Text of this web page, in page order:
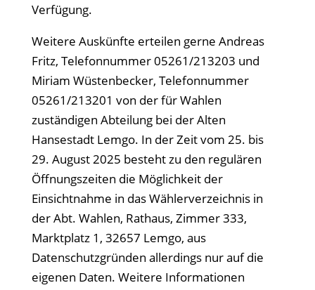
Verfügung.
Weitere Auskünfte erteilen gerne Andreas
Fritz, Telefonnummer 05261/213203 und
Miriam Wüstenbecker, Telefonnummer
05261/213201 von der für Wahlen
zuständigen Abteilung bei der Alten
Hansestadt Lemgo. In der Zeit vom 25. bis
29. August 2025 besteht zu den regulären
Öffnungszeiten die Möglichkeit der
Einsichtnahme in das Wählerverzeichnis in
der Abt. Wahlen, Rathaus, Zimmer 333,
Marktplatz 1, 32657 Lemgo, aus
Datenschutzgründen allerdings nur auf die
eigenen Daten. Weitere Informationen